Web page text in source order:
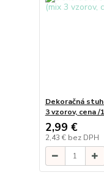
Dekoračná
3 vzorov, cena /
2,99 €
2,43 € bez DPH